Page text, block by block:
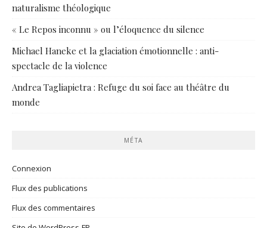
naturalisme théologique
« Le Repos inconnu » ou l’éloquence du silence
Michael Haneke et la glaciation émotionnelle : anti-
spectacle de la violence
Andrea Tagliapietra : Refuge du soi face au théâtre du
monde
MÉTA
Connexion
Flux des publications
Flux des commentaires